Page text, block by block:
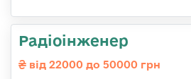
Радіоінженер
від 22000 до 50000 грн